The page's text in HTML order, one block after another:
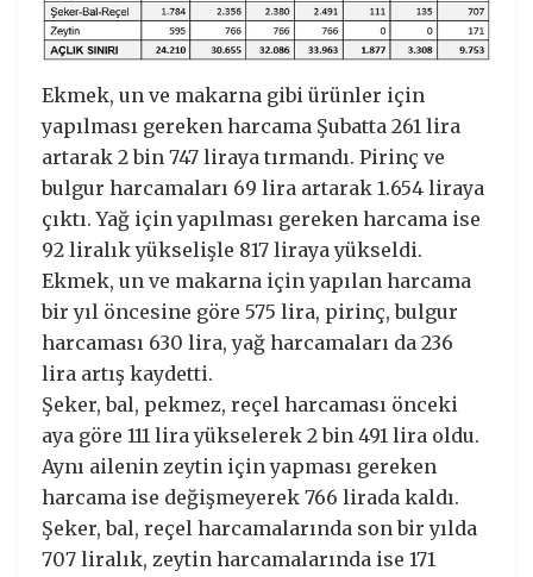
Ekmek, un ve makarna gibi ürünler için
yapılması gereken harcama Şubatta 261 lira
artarak 2 bin 747 liraya tırmandı. Pirinç ve
bulgur harcamaları 69 lira artarak 1.654 liraya
çıktı. Yağ için yapılması gereken harcama ise
92 liralık yükselişle 817 liraya yükseldi.
Ekmek, un ve makarna için yapılan harcama
bir yıl öncesine göre 575 lira, pirinç, bulgur
harcaması 630 lira, yağ harcamaları da 236
lira artış kaydetti.
Şeker, bal, pekmez, reçel harcaması önceki
aya göre 111 lira yükselerek 2 bin 491 lira oldu.
Aynı ailenin zeytin için yapması gereken
harcama ise değişmeyerek 766 lirada kaldı.
Şeker, bal, reçel harcamalarında son bir yılda
707 liralık, zeytin harcamalarında ise 171